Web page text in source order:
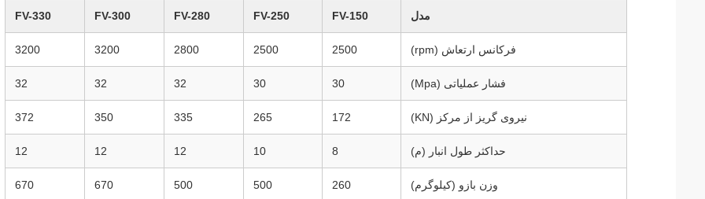
مدل FV-150
FV-250
FV-280
FV-300
FV-330
فرکانس ارتعاش (rpm) 2500
2500
2800
3200
3200
فشار عملیاتی (Mpa) 30
30
32
32
32
نیروی گریز از مرکز (KN) 172
265
335
350
372
حداکثر طول انبار (م) 8
10
12
12
12
وزن بازو (کیلوگرم) 260
500
500
670
670